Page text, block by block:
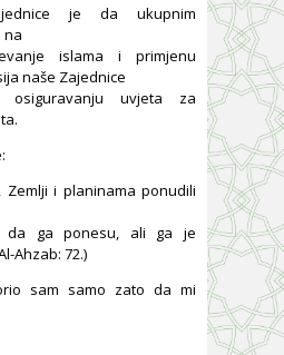
je da ukupnim
na
islama i primjenu
naše Zajednice
uvjeta za
Zemlji i planinama ponudili
da ga ponesu, ali ga je
Ahzab: 72.)
sam samo zato da mi